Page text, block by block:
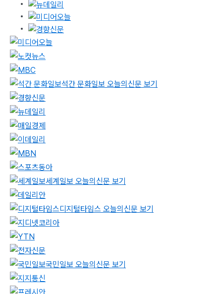
석간 문화일보 오늘의신문 보기
세계일보 오늘의신문 보기
디지털타임스 오늘의신문 보기
국민일보 오늘의신문 보기